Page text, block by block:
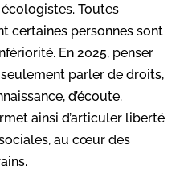
Toutes
certaines personnes sont
En 2025, penser
seulement parler de droits,
d’écoute.
ainsi d’articuler liberté
au cœur des